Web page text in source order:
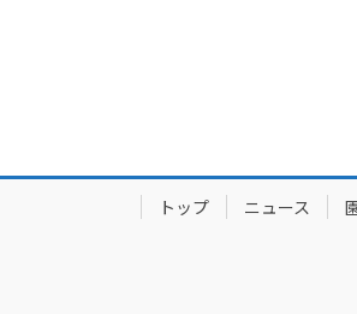
トップ ニュース